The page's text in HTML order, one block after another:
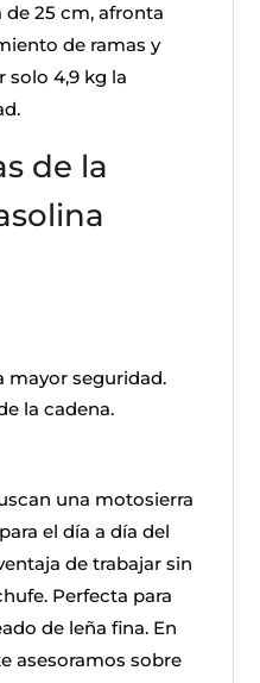
de 25 cm, afronta
de ramas y
solo 4,9 kg la
de la
mayor seguridad.
la cadena.
una motosierra
el día a día del
de trabajar sin
Perfecta para
de leña fina. En
asesoramos sobre